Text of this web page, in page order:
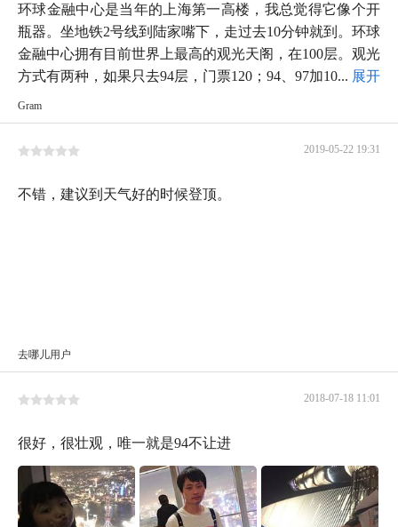
环球金融中心是当年的上海第一高楼，我总觉得它像个开
瓶器。坐地铁2号线到陆家嘴下，走过去10分钟就到。环球
金融中心拥有目前世界上最高的观光天阁，在100层。观光
方式有两种，如果只去94层，门票120；94、97加10...
展开
Gram
2019-05-22 19:31
不错，建议到天气好的时候登顶。
去哪儿用户
2018-07-18 11:01
很好，很壮观，唯一就是94不让进